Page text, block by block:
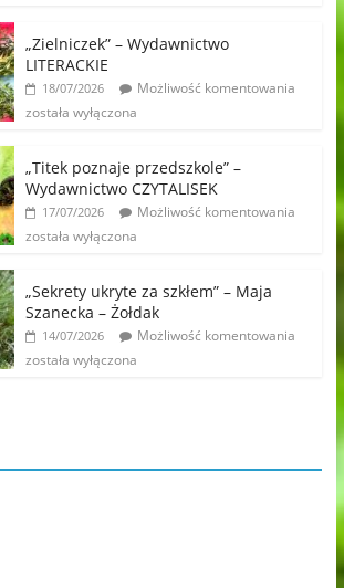
„Zielniczek” – Wydawnictwo
LITERACKIE
18/07/2026
Możliwość komentowania
została wyłączona
„Titek poznaje przedszkole” –
Wydawnictwo CZYTALISEK
17/07/2026
Możliwość komentowania
została wyłączona
„Sekrety ukryte za szkłem” – Maja
Szanecka – Żołdak
14/07/2026
Możliwość komentowania
została wyłączona